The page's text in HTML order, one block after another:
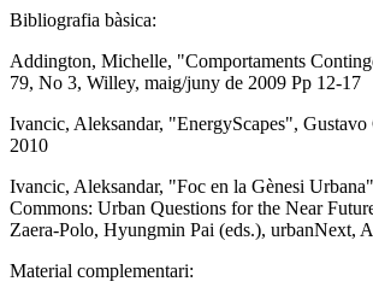
Bibliografia bàsica:
Addington, Michelle, "Comportaments
79, No 3, Willey, maig/juny de 2009 Pp 12-17
Ivancic, Aleksandar, "EnergyScapes",
2010
Ivancic, Aleksandar, "Foc en la Gènesi
Commons: Urban Questions for the Near
Zaera-Polo, Hyungmin Pai (eds.), urbanNext,
Material complementari: